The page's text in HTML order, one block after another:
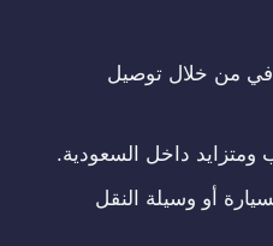
من خلال توصيل
داخل السعودية.
أو وسيلة النقل